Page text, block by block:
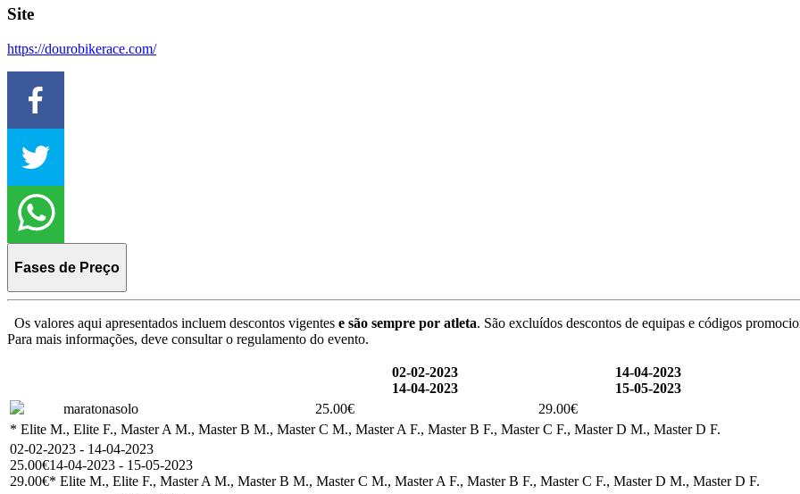
Site
https://dourobikerace.com/
Fases de Preço
Os valores aqui apresentados incluem descontos vigentes e são sempre por atleta. São excluídos descontos de equipas e códigos
Para mais informações, deve consultar o regulamento do evento.
02-02-2023
14-04-2023
14-04-2023
15-05-2023
maratonasolo
25.00€
29.00€
* Elite M., Elite F., Master A M., Master B M., Master C M., Master A F., Master B F., Master C F., Master D M., Master D F.
02-02-2023 - 14-04-2023
25.00€14-04-2023 - 15-05-2023
29.00€* Elite M., Elite F., Master A M., Master B M., Master C M., Master A F., Master B F., Master C F., Master D M., Master D F.